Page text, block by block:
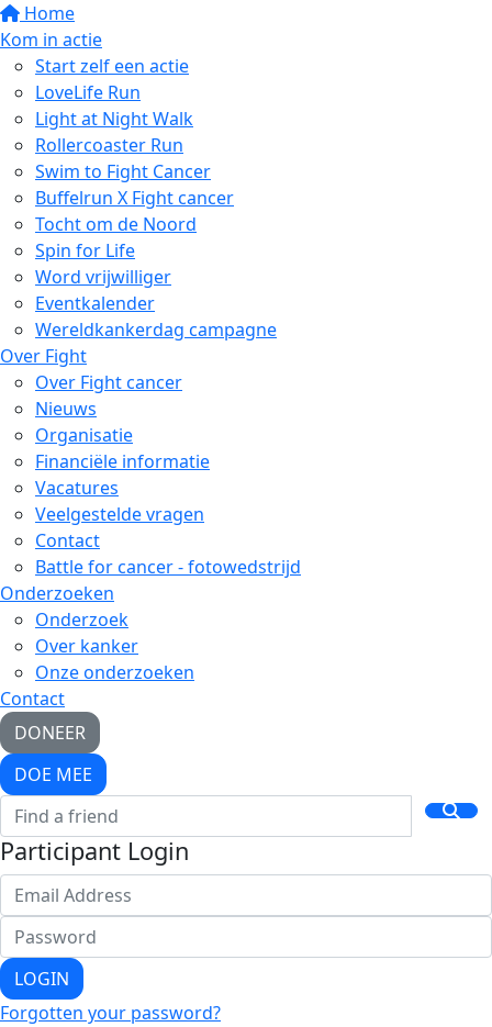
Home
Kom in actie
Start zelf een actie
LoveLife Run
Light at Night Walk
Rollercoaster Run
Swim to Fight Cancer
Buffelrun X Fight cancer
Tocht om de Noord
Spin for Life
Word vrijwilliger
Eventkalender
Wereldkankerdag campagne
Over Fight
Over Fight cancer
Nieuws
Organisatie
Financiële informatie
Vacatures
Veelgestelde vragen
Contact
Battle for cancer - fotowedstrijd
Onderzoeken
Onderzoek
Over kanker
Onze onderzoeken
Contact
DONEER
DOE MEE
Participant Login
LOGIN
Forgotten your password?